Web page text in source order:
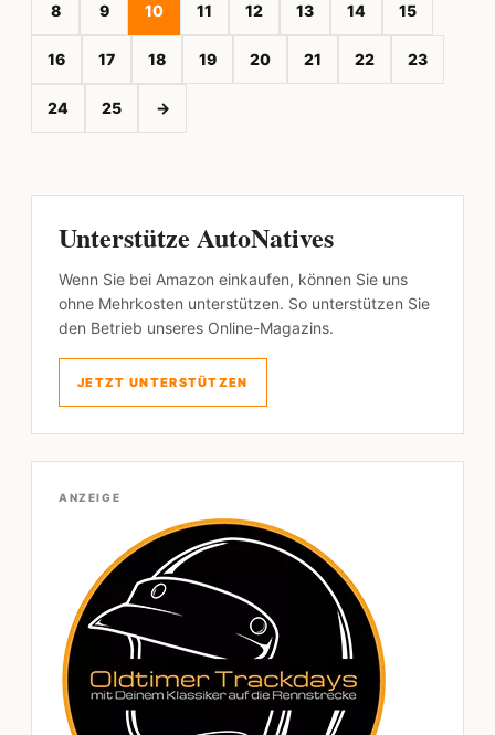
8 9 10 11 12 13 14 15
16 17 18 19 20 21 22 23
24 25 →
Unterstütze AutoNatives
Wenn Sie bei Amazon einkaufen, können Sie uns
ohne Mehrkosten unterstützen. So unterstützen Sie
den Betrieb unseres Online-Magazins.
JETZT UNTERSTÜTZEN
ANZEIGE